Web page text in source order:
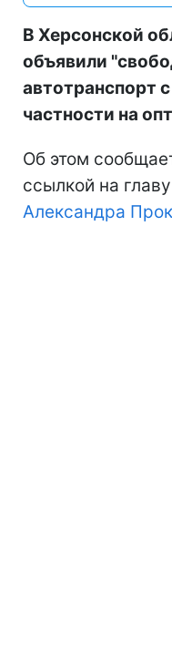
В Херсонской
объявили
автотранспорт
частности на
Об этом
ссылкой на
Александра